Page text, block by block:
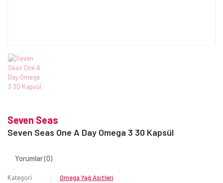
Seven Seas
Seven Seas One A Day Omega 3 30 Kapsül
Yorumlar (0)
Kategori
Omega Yağ Asitleri